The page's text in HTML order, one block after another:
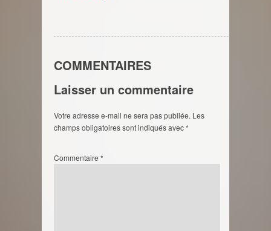
COMMENTAIRES
Laisser un commentaire
Votre adresse e-mail ne sera pas publiée. Les
champs obligatoires sont indiqués avec*
Commentaire *